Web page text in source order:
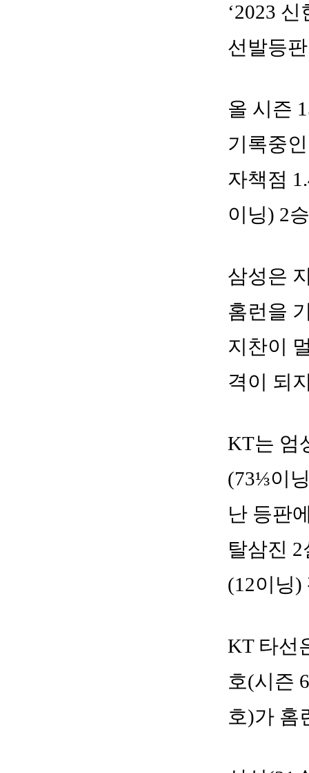
‘2023
선발등
올 시즌
기록중
자책점
이닝) 2
삼성은
홈런을
지찬이
격이 되
KT는 엄
(73⅓이
난 등판
탈삼진
(12이닝)
KT 타선
호(시즌
호)가 홈